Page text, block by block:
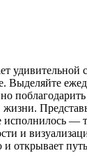
удивительной
Выделяйте
жизни.
исполнилось —
и
открывает